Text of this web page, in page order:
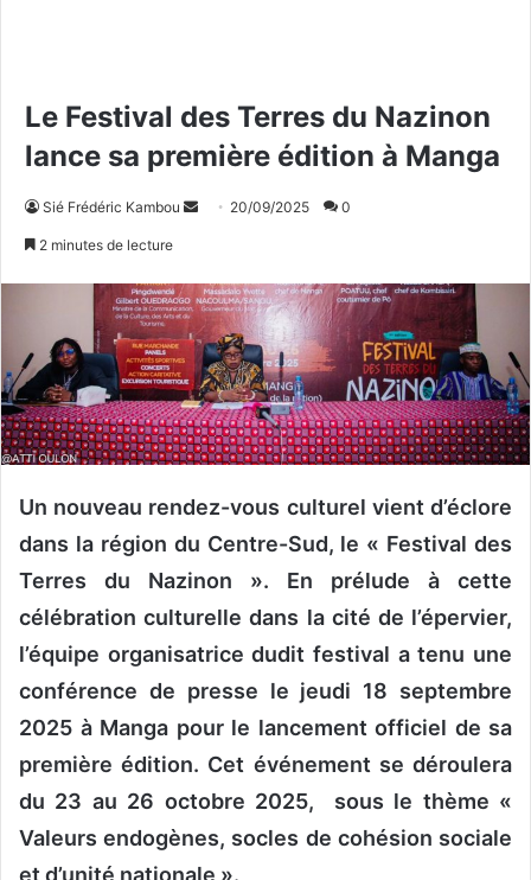
Le Festival des Terres du Nazinon
lance sa première édition à Manga
Sié Frédéric Kambou
o
y
e
r
u
n
c
u
r
r
l
20/09/2025 0
2 minutes de lecture
Un nouveau rendez-vous culturel vient d’éclore
dans la région du Centre-Sud, le « Festival des
Terres du Nazinon ». En prélude à cette
célébration culturelle dans la cité de l’épervier,
l’équipe organisatrice dudit festival a tenu une
conférence de presse le jeudi 18 septembre
2025 à Manga pour le lancement officiel de sa
première édition. Cet événement se déroulera
du 23 au 26 octobre 2025, sous le thème «
Valeurs endogènes, socles de cohésion sociale
et d’unité nationale ».